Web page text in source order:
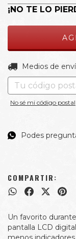
¡NO TE LO
Entregas para el
Medios de
No sé mi código postal
Podes
COMPARTIR:
Un favorito
pantalla LCD